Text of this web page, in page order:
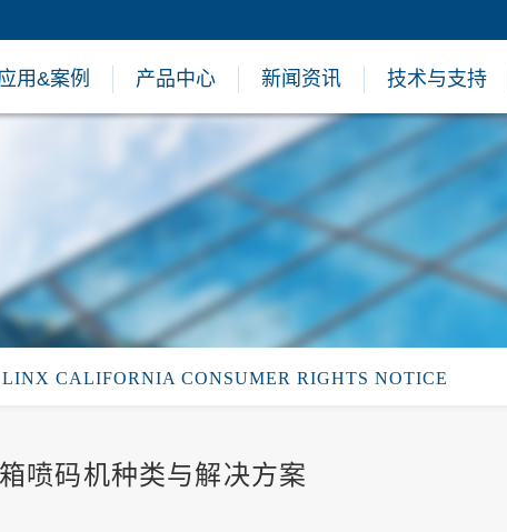
用&案例 产品中心 新闻资讯 技术与支持
LINX CALIFORNIA CONSUMER RIGHTS NOTICE
喷码机种类与解决方案